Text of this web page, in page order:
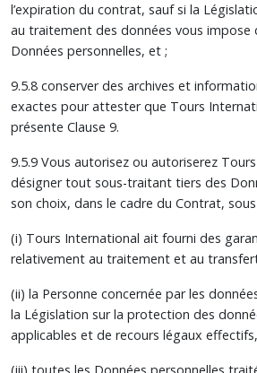
l’expiration du contrat, sauf si la
au traitement des données vous impose
Données personnelles, et ;
9.5.8 conserver des archives et
exactes pour attester que Tours
présente Clause 9.
9.5.9 Vous autorisez ou autoriserez
désigner tout sous-traitant tiers des
son choix, dans le cadre du Contrat,
(i) Tours International ait fourni des
relativement au traitement et au
(ii) la Personne concernée par les
la Législation sur la protection des
applicables et de recours légaux